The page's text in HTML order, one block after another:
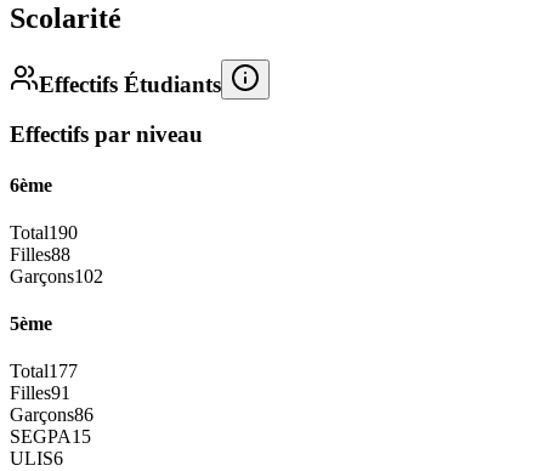
Scolarité
Effectifs Étudiants
Effectifs par niveau
6ème
Total190
Filles88
Garçons102
5ème
Total177
Filles91
Garçons86
SEGPA15
ULIS6